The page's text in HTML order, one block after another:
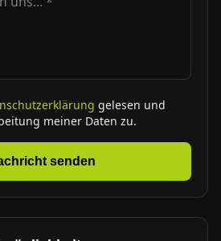
gelesen und
meiner Daten zu.
senden